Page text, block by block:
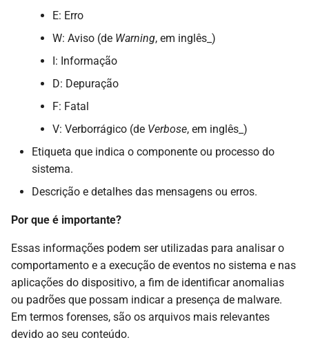
E: Erro
W: Aviso (de Warning, em inglês_)
I: Informação
D: Depuração
F: Fatal
V: Verborrágico (de Verbose, em inglês_)
Etiqueta que indica o componente ou processo do
sistema.
Descrição e detalhes das mensagens ou erros.
Por que é importante?
Essas informações podem ser utilizadas para analisar o
comportamento e a execução de eventos no sistema e nas
aplicações do dispositivo, a fim de identificar anomalias
ou padrões que possam indicar a presença de malware.
Em termos forenses, são os arquivos mais relevantes
devido ao seu conteúdo.